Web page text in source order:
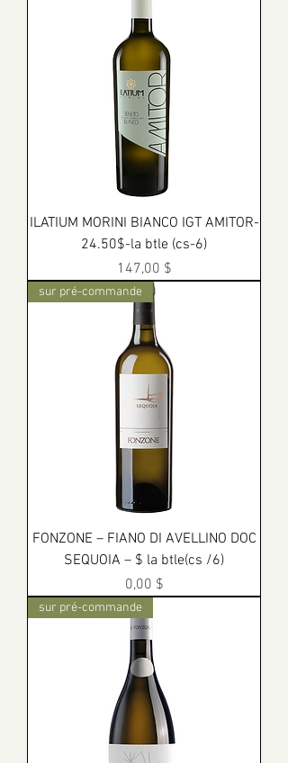
ILATIUM MORINI BIANCO IGT AMITOR-
24.50$-la btle (cs-6)
Prix
147,00 $
sur pré-commande
FONZONE – FIANO DI AVELLINO DOC
SEQUOIA – $ la btle(cs /6)
Prix
0,00 $
sur pré-commande